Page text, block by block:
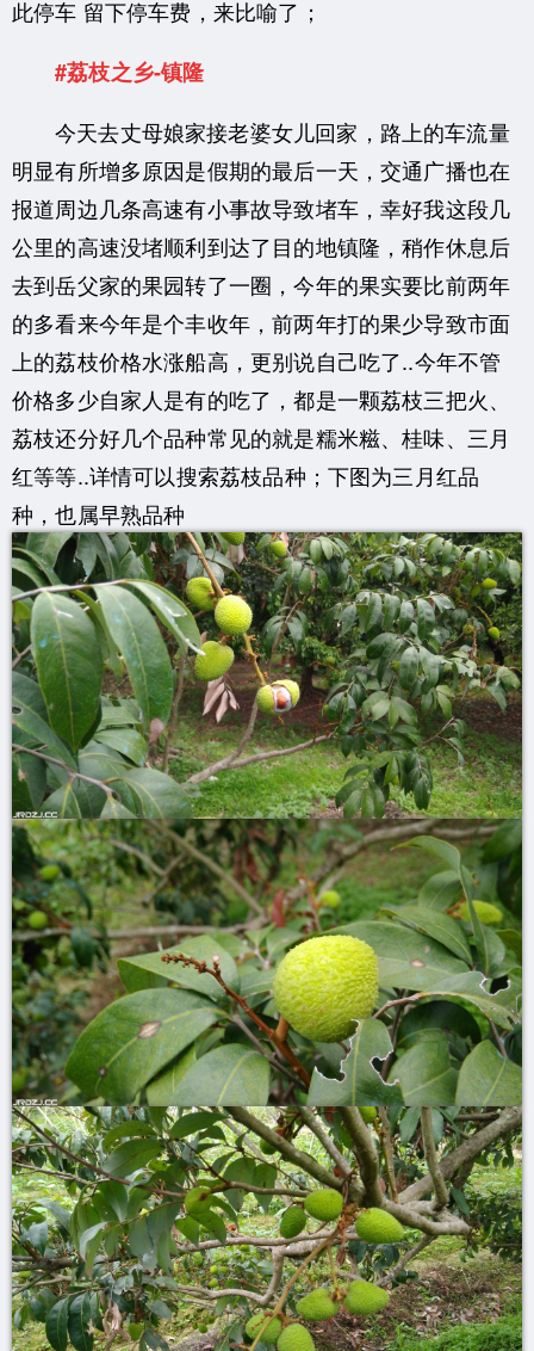
此停车 留下停车费，来比喻了；
#荔枝之乡-镇隆
今天去丈母娘家接老婆女儿回家，路上的车流量
明显有所增多原因是假期的最后一天 ，交通广播也在
报道周边几条高速有小事故导致堵车，幸好我这段几
公里的高速没堵顺利到达了目的地镇隆，稍作休息后
去到岳父家的果园转了一圈，今年的果实要比前两年
的多看来今年是个丰收年，前两年打的果少导致市面
上的荔枝价格水涨船高，更别说自己吃了..今年不管
价格多少自家人是有的吃了，都是一颗荔枝三把火、
荔枝还分好几个品种常见的就是糯米糍、桂味、三月
红等等..详情可以搜索荔枝品种；下图为三月红品
种，也属早熟品种